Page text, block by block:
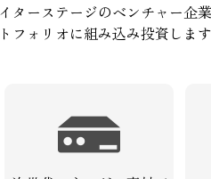
ターステージのベンチャー
フォリオに組み込み投資します